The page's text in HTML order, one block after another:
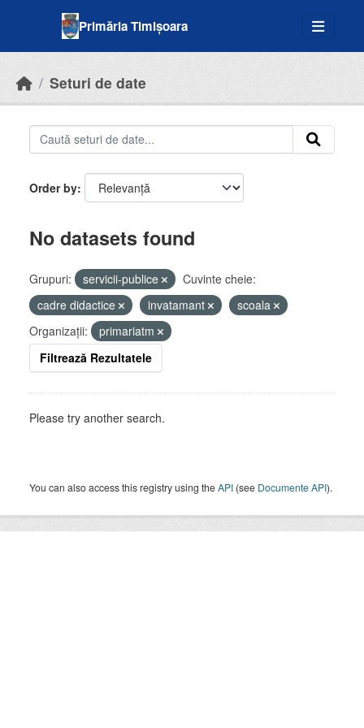
Primăria Timișoara
Seturi de date
Order by
No datasets found
Grupuri: servicii-publice
Cuvinte cheie:
cadre didactice
invatamant
scoala
Organizații:
primariatm
Filtrează Rezultatele
Please try another search.
You can also access this registry using theAPI (see Documente API).